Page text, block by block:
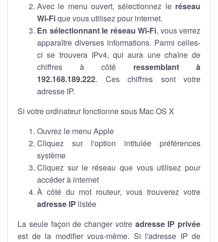
Avec le menu ouvert, sélectionnez le réseau
Wi-Fique vous utilisez pour internet.
En sélectionnant le réseau Wi-Fi, vous verrez
apparaître diverses informations. Parmi celles-
ci se trouvera IPv4, qui aura une chaîne de
chiffres à côté ressemblant à
192.168.189.222. Ces chiffres sont votre
adresse IP.
Si votre ordinateur fonctionne sous Mac OS X
Ouvrez le menu Apple
Cliquez sur l'option intitulée préférences
système
Cliquez sur le réseau que vous utilisez pour
accéder à internet
À côté du mot routeur, vous trouverez votre
adresse IP listée
La seule façon de changer votre adresse IP privée
est de la modifier vous-même. Si l'adresse IP de